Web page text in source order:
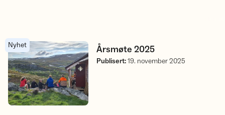
Årsmøte 2025
Nyhet
Publisert:19. november 2025
Årsmøte 2025